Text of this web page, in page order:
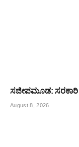
ಸಜೀಪಮೂಡ:
August 8, 2026